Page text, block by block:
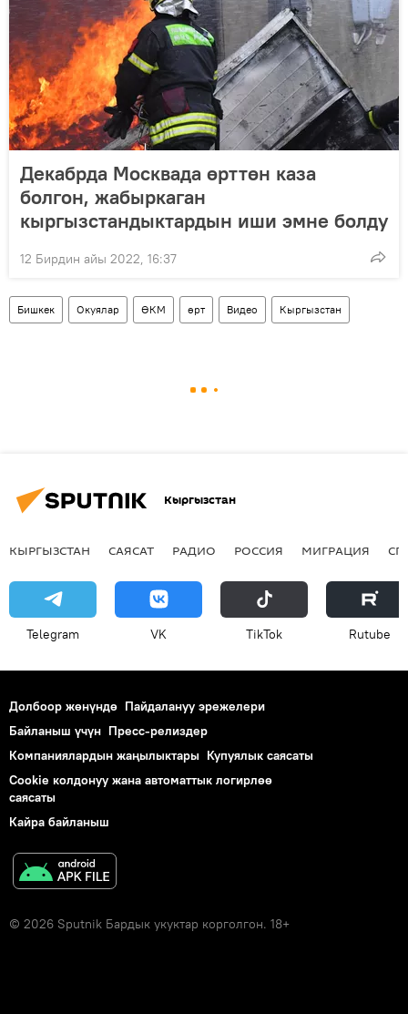
Декабрда Москвада өрттөн каза
болгон, жабыркаган
кыргызстандыктардын иши эмне болду
12 Бирдин айы 2022, 16:37
Бишкек Окуялар ӨКМ өрт Видео Кыргызстан
Кыргызстан
КЫРГЫЗСТАН САЯСАТ РАДИО РОССИЯ МИГРАЦИЯ
Telegram VK ТikТоk Rutube
Долбоор жөнүндө Пайдалануу эрежелери
Байланыш үчүн Пресс-релиздер
Компаниялардын жаңылыктары Купуялык саясаты
Cookie колдонуу жана автоматтык логирлөө
саясаты
Кайра байланыш
© 2026 Sputnik Бардык укуктар корголгон. 18+